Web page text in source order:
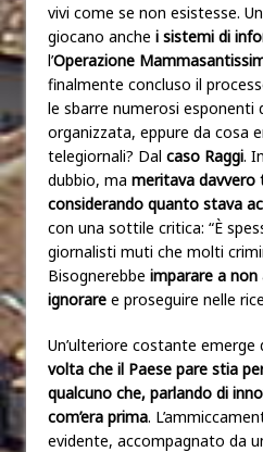
vivi come se non esistesse.
giocano anche i sistemi di
l’Operazione
finalmente concluso il
le sbarre numerosi esponenti
organizzata, eppure da cosa
telegiornali? Dal caso Raggi.
dubbio, ma meritava
considerando quanto stava
con una sottile critica: “È
giornalisti muti che molti
Bisognerebbe imparare a non
ignorare e proseguire nelle
Un’ulteriore costante emerge
volta che il Paese pare stia
qualcuno che, parlando di
com’era prima.
evidente, accompagnato da